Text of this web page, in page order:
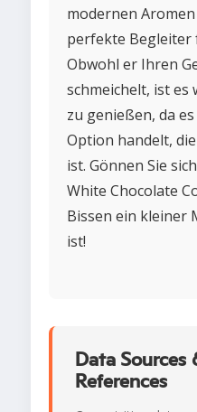
modernen
perfekte Begleiter
Obwohl er Ihren
schmeichelt, ist
zu genießen, da
Option handelt,
ist. Gönnen Sie
White Chocolate
Bissen ein kleiner
ist!
Data Sources
References